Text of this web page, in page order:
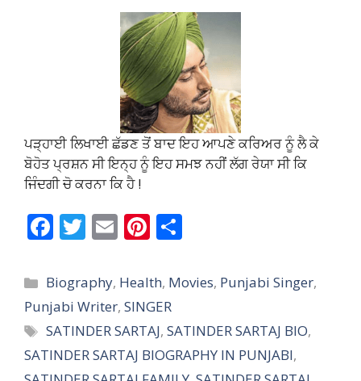
ਪੜ੍ਹਾਈ ਲਿਖਾਈ ਛੱਡਣ ਤੋਂ ਬਾਦ ਇਹ ਆਪਣੇ ਕਰਿਅਰ ਨੂੰ ਲੈ ਕੇ
ਬੋਹੋਤ ਪ੍ਰਸ਼ਨ ਸੀ ਇਨ੍ਹ ਨੂੰ ਇਹ ਸਮਝ ਨਹੀਂ ਲੱਗ ਰੇਯਾ ਸੀ ਕਿ
ਜਿੰਦਗੀ ਚੋ ਕਰਨਾ ਕਿ ਹੈ !
F
e
b
o
o
T
itt
er
E
ai
l
Pi
er
e
st
ar
Categories
Biography, Health, Movies, Punjabi Singer,
Punjabi Writer, SINGER
Tags
SATINDER SARTAJ,SATINDER SARTAJ BIO,
SATINDER SARTAJ BIOGRAPHY IN PUNJABI,